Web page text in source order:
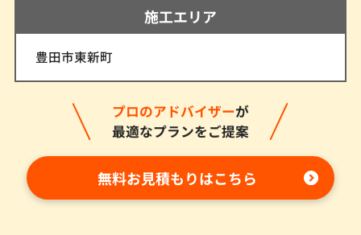
施工エリア
豊田市東新町
プロのアドバイザーが
最適なプランをご提案
無料お見積もりはこちら